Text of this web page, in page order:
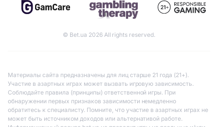
© Bet.ua 2026 All rights reserved.
Материалы сайта предназначены для лиц старше 21 года (21+).
Участие в азартных играх может вызвать игровую зависимость.
Соблюдайте правила (принципы) ответственной игры. При
обнаружении первых признаков зависимости немедленно
обратитесь к специалисту. Помните, что участие в азартных играх не
может быть источником доходов или альтернативой работе.